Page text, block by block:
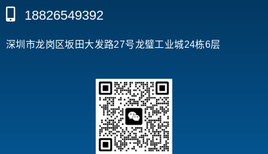
18826549392
深圳市龙岗区坂田大发路27号龙璧工业城24栋6层